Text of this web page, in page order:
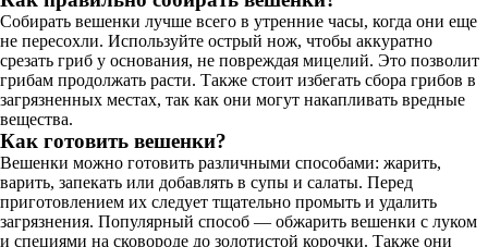
Собирать вешенки лучше всего в утренние часы, когда они еще
не пересохли. Используйте острый нож, чтобы аккуратно
срезать гриб у основания, не повреждая мицелий. Это позволит
грибам продолжать расти. Также стоит избегать сбора грибов в
загрязненных местах, так как они могут накапливать вредные
вещества.
Как готовить вешенки?
Вешенки можно готовить различными способами: жарить,
варить, запекать или добавлять в супы и салаты. Перед
приготовлением их следует тщательно промыть и удалить
загрязнения. Популярный способ — обжарить вешенки с луком
и специями на сковороде до золотистой корочки. Также они